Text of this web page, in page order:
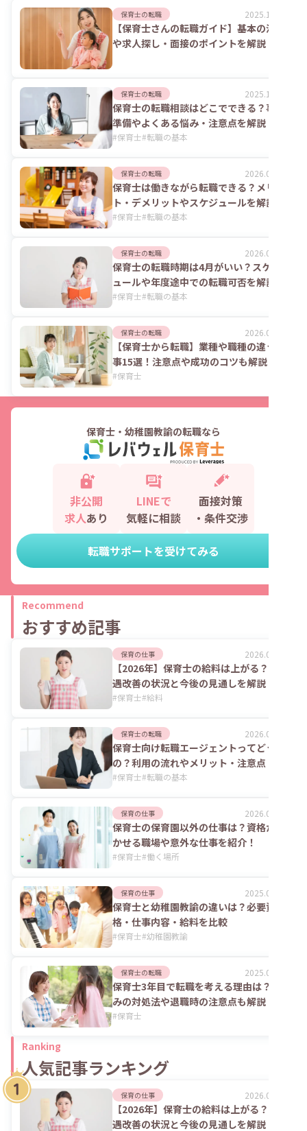
保育士の転職 2025.10.06
【保育士さんの転職ガイド】基本の流れ
や求人探し・面接のポイントを解説！
保育士の転職 2025.10.07
保育士の転職相談はどこでできる？事前
準備やよくある悩み・注意点を解説
#保育士#転職の基本
保育士の転職 2026.04.10
保育士は働きながら転職できる？メリッ
ト・デメリットやスケジュールを解説
#保育士#転職の基本
保育士の転職 2026.04.30
保育士の転職時期は4月がいい？スケジ
ュールや年度途中での転職可否を解説
#保育士#転職の基本
保育士の転職 2026.03.06
【保育士から転職】業種や職種の違う仕
事15選！注意点や成功のコツも解説
#保育士
保育士・幼稚園教諭の転職なら
非公開
求人あり
LINEで
気軽に相談
面接対策
・条件交渉
転職サポートを受けてみる
Recommend
おすすめ記事
保育の仕事 2026.08.06
【2026年】保育士の給料は上がる？処
遇改善の状況と今後の見通しを解説
#保育士#給料
保育士の転職 2026.08.06
保育士向け転職エージェントってどうな
の？利用の流れやメリット・注意点
#保育士#転職の基本
保育の仕事 2026.07.24
保育士の保育園以外の仕事は？資格が活
かせる職場や意外な仕事を紹介！
#保育士#働く場所
保育の仕事 2025.06.02
保育士と幼稚園教諭の違いは？必要資
格・仕事内容・給料を比較
#保育士#幼稚園教諭
保育士の転職 2025.06.02
保育士3年目で転職を考える理由は？悩
みの対処法や退職時の注意点も解説
#保育士
Ranking
人気記事ランキング
保育の仕事 2026.08.06
【2026年】保育士の給料は上がる？処
遇改善の状況と今後の見通しを解説